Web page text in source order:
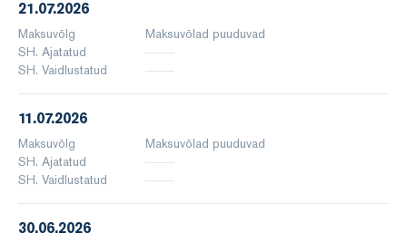
21.07.2026
Maksuvõlg
Maksuvõlad puuduvad
SH. Ajatatud
SH. Vaidlustatud
11.07.2026
Maksuvõlg
Maksuvõlad puuduvad
SH. Ajatatud
SH. Vaidlustatud
30.06.2026